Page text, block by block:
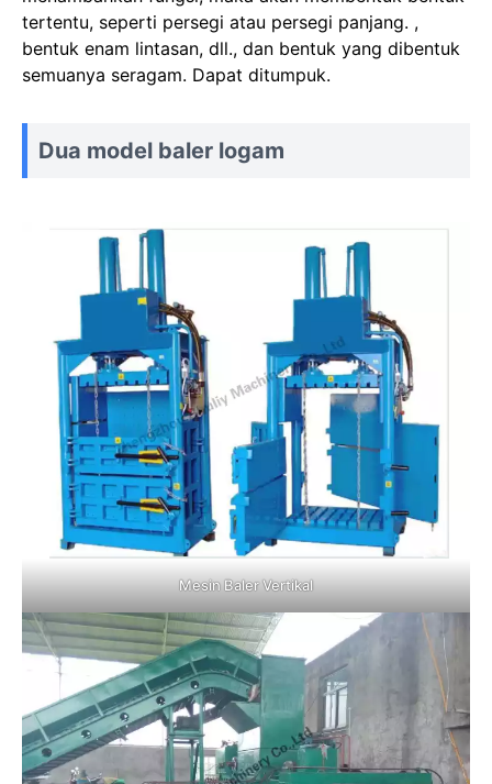
tertentu, seperti persegi atau persegi panjang. ,
bentuk enam lintasan, dll., dan bentuk yang dibentuk
semuanya seragam. Dapat ditumpuk.
Dua model baler logam
Mesin Baler Vertikal